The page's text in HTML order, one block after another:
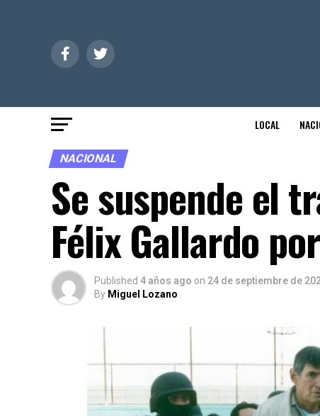
LOCAL
NACIONAL
Se suspende el
Félix Gallardo
Published 4 años ago on 24 de septiembre de
By Miguel Lozano